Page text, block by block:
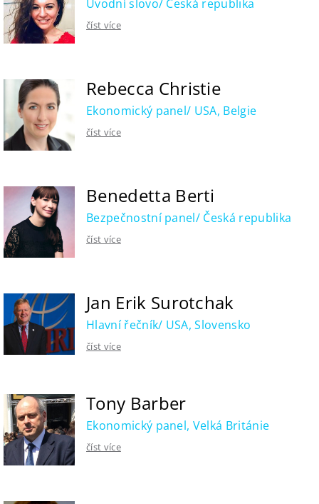
Úvodní slovo/ Česká republika
číst více
Rebecca Christie
Ekonomický panel/ USA, Belgie
číst více
Benedetta Berti
Bezpečnostní panel/ Česká republika
číst více
Jan Erik Surotchak
Hlavní řečník/ USA, Slovensko
číst více
Tony Barber
Ekonomický panel, Velká Británie
číst více